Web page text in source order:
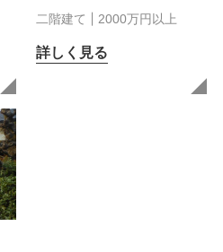
二階建て 2000万円以上
詳しく見る